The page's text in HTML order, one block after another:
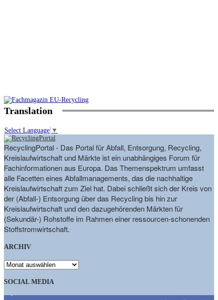
Translation
Select Language ▼
RecyclingPortal - Das Portal für Abfall, Entsorgung, Recycling,
Kreislaufwirtschaft und Märkte ist ein unabhängiges Forum für
Fachinformationen aus Europa. Das Themenspektrum umfasst
alle Facetten eines Abfallmanagements, das die nachhaltige
Kreislaufwirtschaft zum Ziel hat. Dabei schließt sich der Kreis von
der (Abfall-) Entsorgung über das Recycling bis hin zur
Kreislaufwirtschaft und den dazugehörenden Märkten für
(Sekundär-) Rohstoffe im Rahmen einer ressourcen-schonenden
Stoffstromwirtschaft.
ARCHIV
ARCHIV
SOCIAL MEDIA